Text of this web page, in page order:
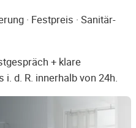
· Festpreis · Sanitär-
+ klare
d. R. innerhalb von 24h.